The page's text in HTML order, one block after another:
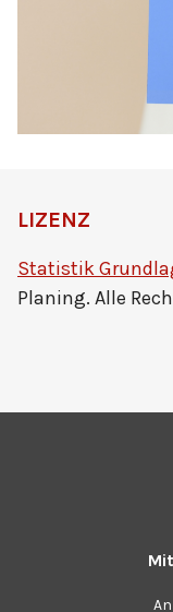
LIZENZ
Statistik
Planing. Alle
Mit